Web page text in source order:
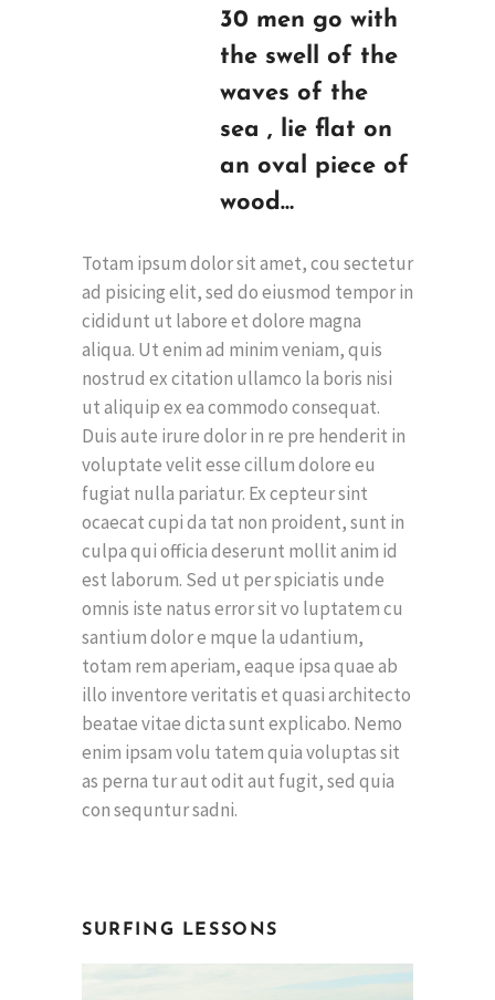
30 men go with
the swell of the
waves of the
sea , lie flat on
an oval piece of
wood…
Totam ipsum dolor sit amet, cou sectetur
ad pisicing elit, sed do eiusmod tempor in
cididunt ut labore et dolore magna
aliqua. Ut enim ad minim veniam, quis
nostrud ex citation ullamco la boris nisi
ut aliquip ex ea commodo consequat.
Duis aute irure dolor in re pre henderit in
voluptate velit esse cillum dolore eu
fugiat nulla pariatur. Ex cepteur sint
ocaecat cupi da tat non proident, sunt in
culpa qui officia deserunt mollit anim id
est laborum. Sed ut per spiciatis unde
omnis iste natus error sit vo luptatem cu
santium dolor e mque la udantium,
totam rem aperiam, eaque ipsa quae ab
illo inventore veritatis et quasi architecto
beatae vitae dicta sunt explicabo. Nemo
enim ipsam volu tatem quia voluptas sit
as perna tur aut odit aut fugit, sed quia
con sequntur sadni.
SURFING LESSONS